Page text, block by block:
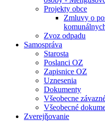
Projekty obce
Zmluvy o
Zvoz odpadu
Samospráva
Starosta
Poslanci OZ
Zapisnice OZ
Uznesenia
Dokumenty
Všeobecne
Všeobecné
Zverejňovanie